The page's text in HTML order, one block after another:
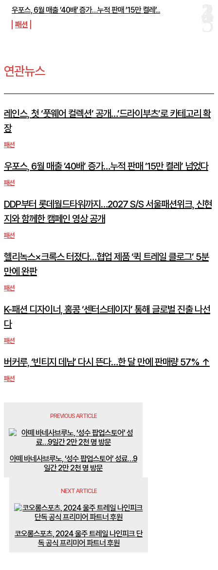
우포스, 6월 매출 ’40배’ 증가…누적 판매 ’15만 켤레’...
패션
연관뉴스
레인스, 첫 ‘풋웨어 컬렉션’ 공개…’드라이부츠’로 카테고리 확
장
패션
우포스, 6월 매출 ’40배’ 증가…누적 판매 ’15만 켤레’ 넘었다
패션
DDP부터 롯데월드타워까지…2027 S/S 서울패션위크, 신현
지와 함께한 캠페인 영상 공개
패션
헬리녹스×크록스 터졌다…협업 제품 ‘퀵 트레일 클로그’ 5분
만에 완판
패션
K-패션 디자이너, 홍콩 ‘센터스테이지’ 통해 글로벌 진출 나선
다
패션
버커루, ‘빈티지 데님’ 다시 뜬다…한 달 만에 판매량 57% ↑
패션
PREVIOUS ARTICLE
아떼 바네사브루노, ‘성수 팝업스토어’ 성료…9
일간 2만 2천 명 방문
NEXT ARTICLE
코오롱스포츠, 2024 울주 트레일 나인피크 단
독 공식 프리미어 파트너 후원